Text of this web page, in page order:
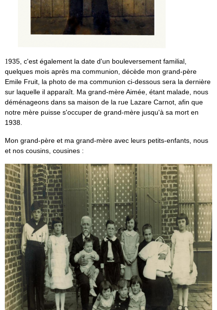
1935, c'est également la date d'un bouleversement familial,
quelques mois après ma communion, décède mon grand-père
Emile Fruit, la photo de ma communion ci-dessous sera la dernière
sur laquelle il apparaît. Ma grand-mère Aimée, étant malade, nous
déménageons dans sa maison de la rue Lazare Carnot, afin que
notre mère puisse s'occuper de grand-mère jusqu'à sa mort en
1938.
Mon grand-père et ma grand-mère avec leurs petits-enfants, nous
et nos cousins, cousines :